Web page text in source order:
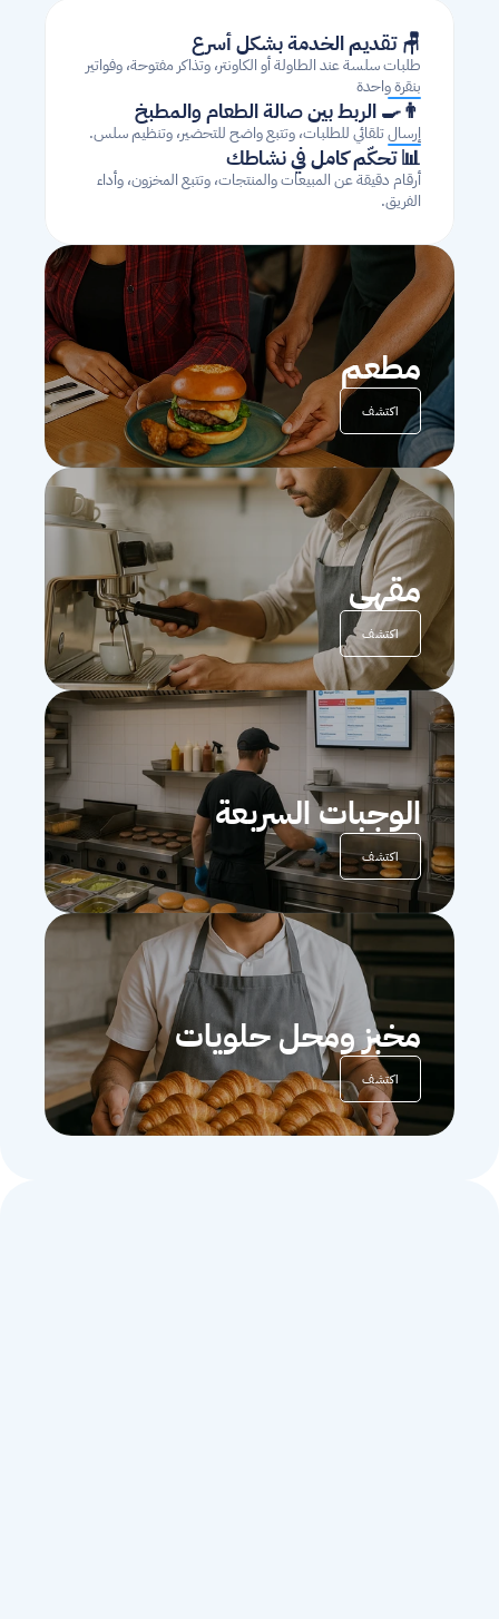
🪑 تقديم الخدمة بشكل أسرع
بنقرة واحدة
👨‍🍳 الربط بين صالة الطعام والمطبخ
إرسال تلقائي للطلبات، وتتبع واضح للتحضير، وتنظيم سلس.
📊 تحكّم كامل في نشاطك
الفريق.
مطعم
اكتشف
مقهى
اكتشف
الوجبات السربعة
اكتشف
مخبز ومحل حلويات
اكتشف